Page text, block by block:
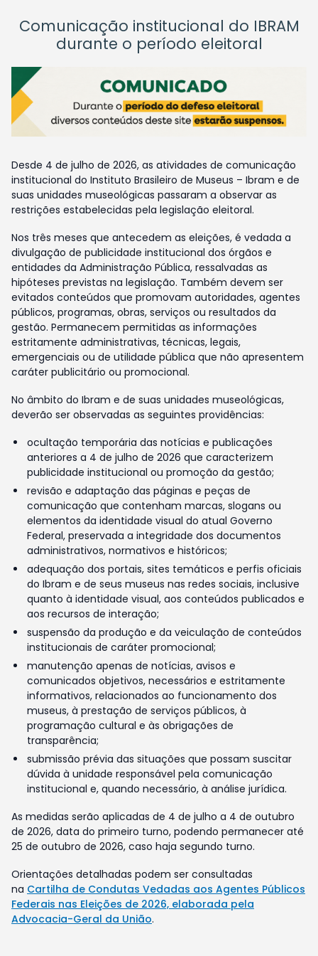
Comunicação institucional do IBRAM
durante o período eleitoral
Desde 4 de julho de 2026, as atividades de comunicação
institucional do Instituto Brasileiro de Museus – Ibram e de
suas unidades museológicas passaram a observar as
restrições estabelecidas pela legislação eleitoral.
Nos três meses que antecedem as eleições, é vedada a
divulgação de publicidade institucional dos órgãos e
entidades da Administração Pública, ressalvadas as
hipóteses previstas na legislação. Também devem ser
evitados conteúdos que promovam autoridades, agentes
públicos, programas, obras, serviços ou resultados da
gestão. Permanecem permitidas as informações
estritamente administrativas, técnicas, legais,
emergenciais ou de utilidade pública que não apresentem
caráter publicitário ou promocional.
No âmbito do Ibram e de suas unidades museológicas,
deverão ser observadas as seguintes providências:
ocultação temporária das notícias e publicações
anteriores a 4 de julho de 2026 que caracterizem
publicidade institucional ou promoção da gestão;
revisão e adaptação das páginas e peças de
comunicação que contenham marcas, slogans ou
elementos da identidade visual do atual Governo
Federal, preservada a integridade dos documentos
administrativos, normativos e históricos;
adequação dos portais, sites temáticos e perfis oficiais
do Ibram e de seus museus nas redes sociais, inclusive
quanto à identidade visual, aos conteúdos publicados e
aos recursos de interação;
suspensão da produção e da veiculação de conteúdos
institucionais de caráter promocional;
manutenção apenas de notícias, avisos e
comunicados objetivos, necessários e estritamente
informativos, relacionados ao funcionamento dos
museus, à prestação de serviços públicos, à
programação cultural e às obrigações de
transparência;
submissão prévia das situações que possam suscitar
dúvida à unidade responsável pela comunicação
institucional e, quando necessário, à análise jurídica.
As medidas serão aplicadas de 4 de julho a 4 de outubro
de 2026, data do primeiro turno, podendo permanecer até
25 de outubro de 2026, caso haja segundo turno.
Orientações detalhadas podem ser consultadas
na Cartilha de Condutas Vedadas aos Agentes Públicos
Federais nas Eleições de 2026, elaborada pela
Advocacia-Geral da União.